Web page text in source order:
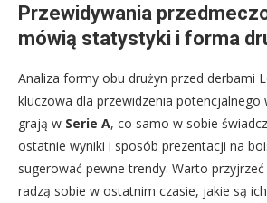
Przewidywania
mówią statystyki i forma
Analiza formy obu drużyn przed derbami
kluczowa dla przewidzenia potencjalnego
grają w Serie A, co samo w sobie
ostatnie wyniki i sposób prezentacji na
sugerować pewne trendy. Warto
radzą sobie w ostatnim czasie, jakie są